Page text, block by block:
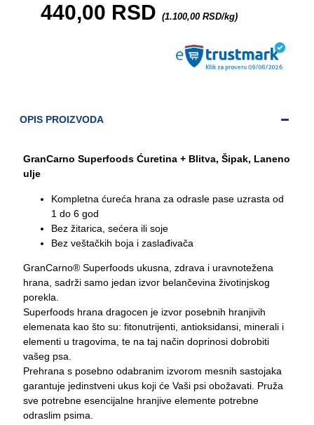
440,00 RSD (1.100,00 RSD/kg)
OPIS PROIZVODA
GranCarno Superfoods Ćuretina + Blitva, Šipak, Laneno
ulje
Kompletna ćureća hrana za odrasle pase uzrasta od
1 do 6 god
Bez žitarica, sećera ili soje
Bez veštačkih boja i zaslađivača
GranCarno® Superfoods ukusna, zdrava i uravnotežena
hrana, sadrži samo jedan izvor belančevina životinjskog
porekla.
Superfoods hrana dragocen je izvor posebnih hranjivih
elemenata kao što su: fitonutrijenti, antioksidansi, minerali i
elementi u tragovima, te na taj način doprinosi dobrobiti
vašeg psa.
Prehrana s posebno odabranim izvorom mesnih sastojaka
garantuje jedinstveni ukus koji će Vaši psi obožavati. Pruža
sve potrebne esencijalne hranjive elemente potrebne
odraslim psima.